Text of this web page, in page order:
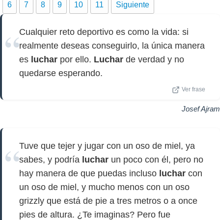
6 7 8 9 10 11 Siguiente
Cualquier reto deportivo es como la vida: si
realmente deseas conseguirlo, la única manera
es luchar por ello. Luchar de verdad y no
quedarse esperando.
Ver frase
Josef Ajram
Tuve que tejer y jugar con un oso de miel, ya
sabes, y podría luchar un poco con él, pero no
hay manera de que puedas incluso luchar con
un oso de miel, y mucho menos con un oso
grizzly que está de pie a tres metros o a once
pies de altura. ¿Te imaginas? Pero fue